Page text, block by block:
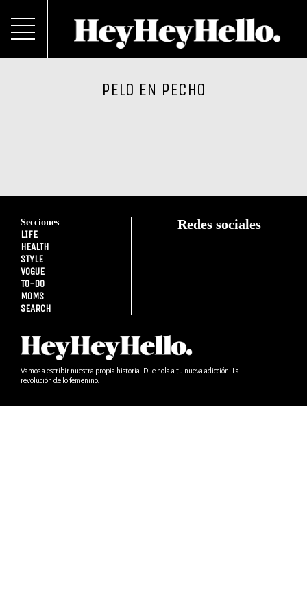
PELO EN PECHO
Secciones
LIFE
HEALTH
STYLE
VOGUE
TO-DO
MOMS
SEARCH
Redes sociales
Vamos a escribir nuestra propia historia. Dile hola a tu nueva adicción. La
revolución de lo femenino.